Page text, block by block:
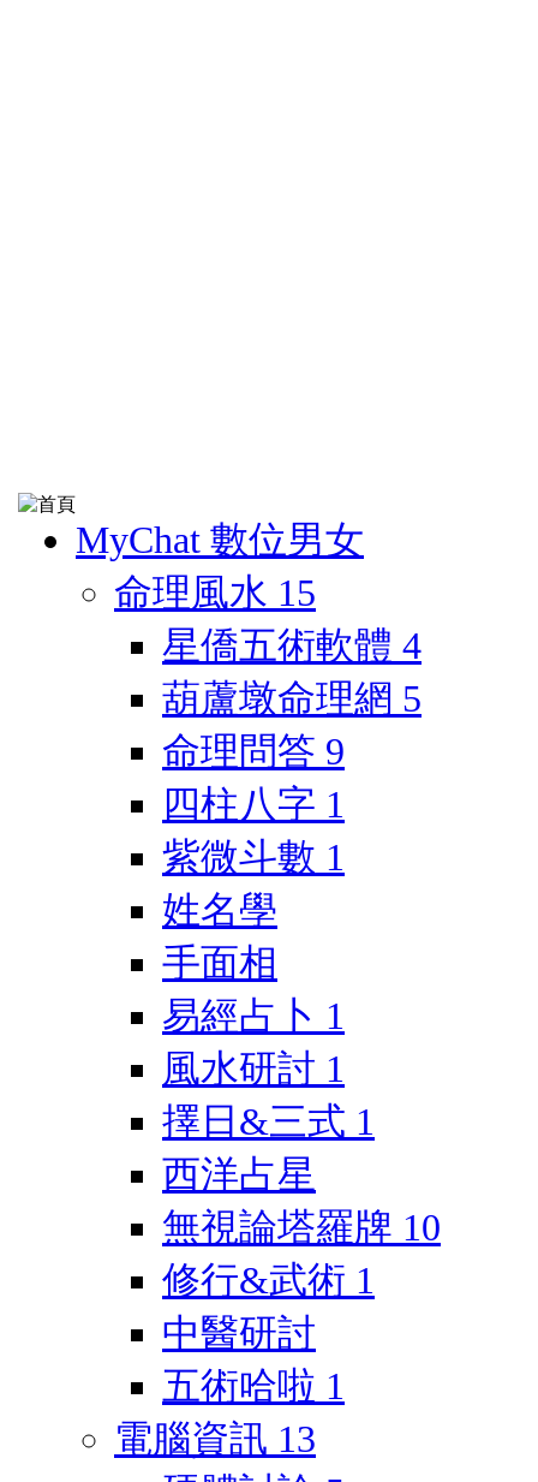
MyChat 數位男女
命理風水 15
星僑五術軟體 4
葫蘆墩命理網 5
命理問答 9
四柱八字 1
紫微斗數 1
姓名學
手面相
易經占卜 1
風水研討 1
擇日&三式 1
西洋占星
無視論塔羅牌 10
修行&武術 1
中醫研討
五術哈啦 1
電腦資訊 13